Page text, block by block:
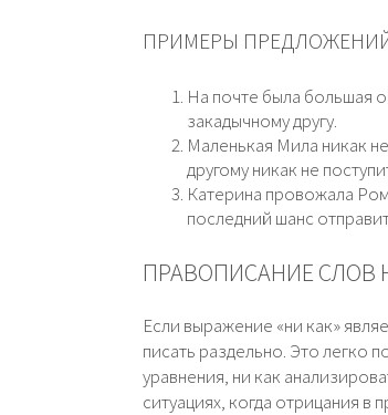
ПРИМЕРЫ
На почте была большая
закадычному другу.
Маленькая Мила никак
другому никак не
Катерина провожала
последний шанс
ПРАВОПИСАНИЕ СЛОВ
Если выражение «ни как»
писать раздельно. Это легко
уравнения, ни как
ситуациях, когда отрицания